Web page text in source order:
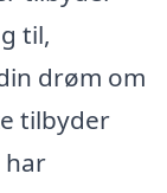
til,
drøm om
tilbyder
har